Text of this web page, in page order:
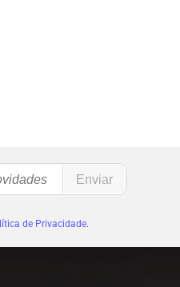
de Privacidade.